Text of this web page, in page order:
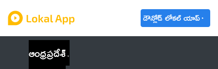
డౌన్లోడ్ లోకల్ యాప్
ఆంధ్రప్రదేశ్